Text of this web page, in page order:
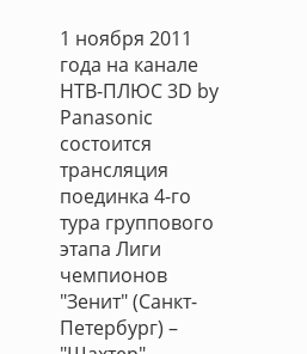
1 ноября 2011
года на канале
НТВ-ПЛЮС 3D by
Panasonic
состоится
трансляция
поединка 4-го
тура группового
этапа Лиги
чемпионов
"Зенит" (Санкт-
Петербург) –